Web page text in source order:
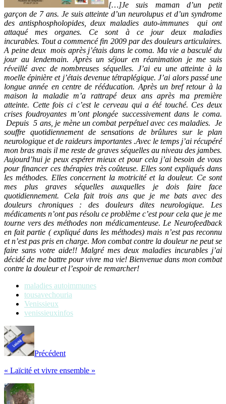
[…]Je suis maman d’un petit
garçon de 7 ans. Je suis atteinte d’un neurolupus et d’un syndrome
des antisphospholopides, deux maladies auto-immunes qui ont
attaqué mes organes. Ce sont à ce jour deux maladies
incurables. Tout a commencé fin 2009 par des douleurs articulaires.
A peine deux mois après j’étais dans le coma. Ma vie a basculé du
jour au lendemain. Après un séjour en réanimation je me suis
réveillé avec de nombreuses séquelles. J’ai eu une atteinte à la
moelle épinière et j’étais devenue tétraplégique. J’ai alors passé une
longue année en centre de rééducation. Après un bref retour à la
maison la maladie m’a rattrapé deux ans après ma première
atteinte. Cette fois ci c’est le cerveau qui a été touché. Ces deux
crises foudroyantes m’ont plongée successivement dans le coma.
Depuis 5 ans, je mène un combat perpétuel avec ces maladies. Je
souffre quotidiennement de sensations de brûlures sur le plan
neurologique et de raideurs importantes .Avec le temps j’ai récupéré
mon bras mais il me reste de graves séquelles au niveau des jambes.
Aujourd’hui je peux espérer mieux et pour cela j’ai besoin de vous
pour financer ces thérapies très coûteuse. Elles sont expliqués dans
les méthodes. Elles concernent la motricité et la douleur. Ce sont
mes plus graves séquelles auxquelles je dois faire face
quotidiennement. Cela fait trois ans que je me bats avec des
douleurs chroniques : des douleurs dites neurologique. Les
médicaments n’ont pas résolu ce problème c’est pour cela que je me
tourne vers des méthodes non médicamenteuse. Le Neurofeedback
en fait partie ( expliqué dans les méthodes) mais n’est pas reconnu
et n’est pas pris en charge. Mon combat contre la douleur ne peut se
faire sans votre aide!! Malgré mes deux maladies incurables j’ai
décidé de me battre pour vivre ma vie! Bienvenue dans mon combat
contre la douleur et l’espoir de remarcher!
maladies autoimmunes
tousavechouria
Venissieux
venissieuxinfos
Précédent
« Laïcité et vivre ensemble »